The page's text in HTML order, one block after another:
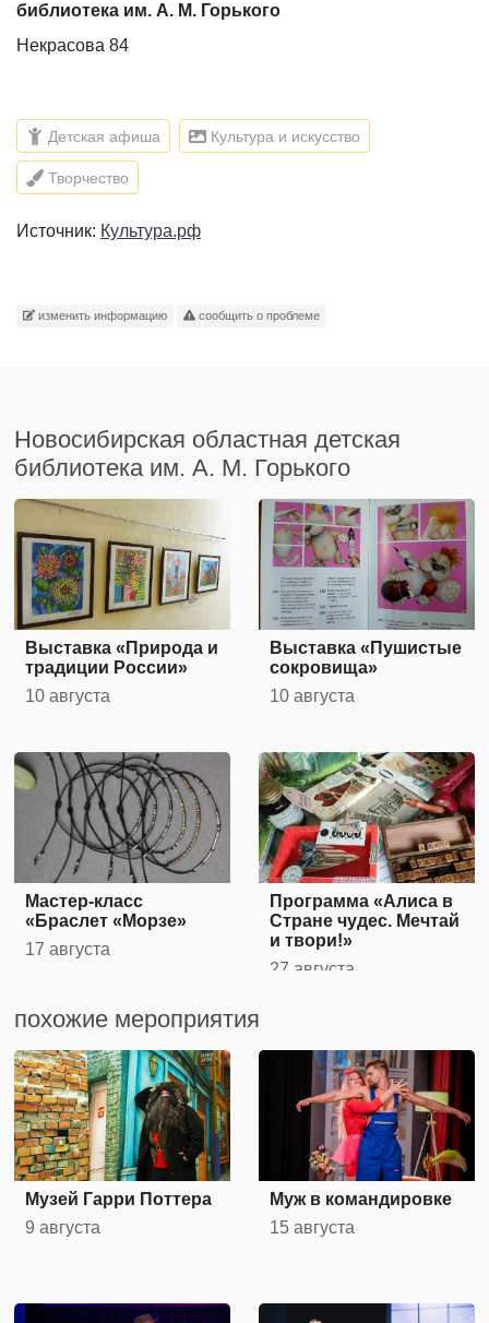
библиотека им. А. М. Горького
Некрасова 84
Детская афиша Культура и искусство
Творчество
Источник: Культура.рф
изменить информацию сообщить о проблеме
Новосибирская областная детская
библиотека им. А. М. Горького
Выставка «Природа и
традиции России»
10 августа
Выставка «Пушистые
сокровища»
10 августа
Мастер-класс
«Браслет «Морзе»
17 августа
Программа «Алиса в
Стране чудес. Мечтай
и твори!»
27 августа
похожие мероприятия
Музей Гарри Поттера
9 августа
Муж в командировке
15 августа